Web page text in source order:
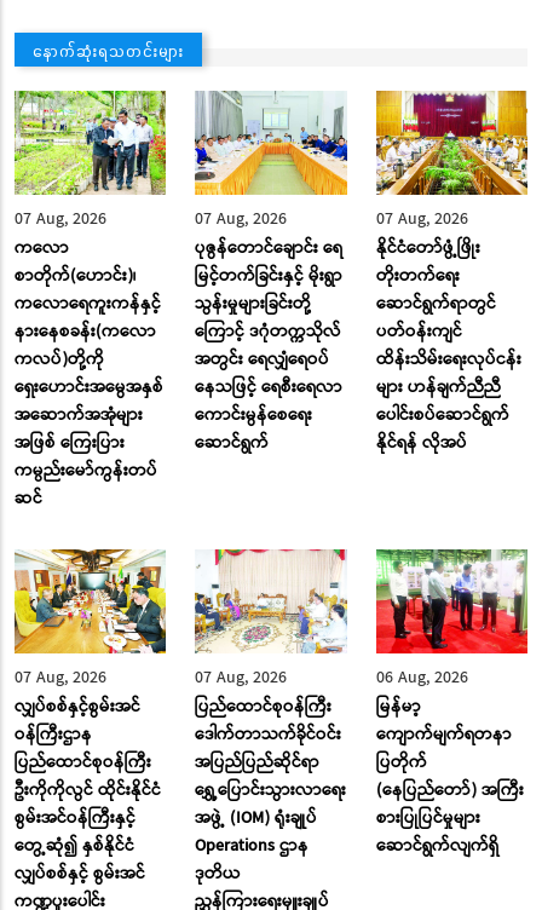
နောက်ဆုံးရသတင်းများ
07 Aug, 2026
ကလော
စာတိုက်(ဟောင်း)၊
ကလောရေကူးကန်နှင့်
နားနေစခန်း(ကလော
ကလပ်)တို့ကို
ရှေးဟောင်းအမွေအနှစ်
အဆောက်အအုံများ
အဖြစ် ကြေးပြား
ကမ္ပည်းမော်ကွန်းတပ်
ဆင်
07 Aug, 2026
ပုဇွန်တောင်ချောင်း ရေ
မြင့်တက်ခြင်းနှင့် မိုးရွာ
သွန်းမှုများခြင်းတို့
ကြောင့် ဒဂုံတက္ကသိုလ်
အတွင်း ရေလျှံရေဝပ်
နေသဖြင့် ရေစီးရေလာ
ကောင်းမွန်စေရေး
ဆောင်ရွက်
07 Aug, 2026
နိုင်ငံတော်ဖွံ့ဖြိုး
တိုးတက်ရေး
ဆောင်ရွက်ရာတွင်
ပတ်ဝန်းကျင်
ထိန်းသိမ်းရေးလုပ်ငန်း
များ ဟန်ချက်ညီညီ
ပေါင်းစပ်ဆောင်ရွက်
နိုင်ရန် လိုအပ်
07 Aug, 2026
လျှပ်စစ်နှင့်စွမ်းအင်
ဝန်ကြီးဌာန
ပြည်ထောင်စုဝန်ကြီး
ဦးကိုကိုလွင် ထိုင်းနိုင်ငံ
စွမ်းအင်ဝန်ကြီးနှင့်
တွေ့ဆုံ၍ နှစ်နိုင်ငံ
လျှပ်စစ်နှင့် စွမ်းအင်
ကဏ္ဍပူးပေါင်း
07 Aug, 2026
ပြည်ထောင်စုဝန်ကြီး
ဒေါက်တာသက်ခိုင်ဝင်း
အပြည်ပြည်ဆိုင်ရာ
ရွှေ့ပြောင်းသွားလာရေး
အဖွဲ့ (IOM) ရုံးချုပ်
Operations ဌာန
ဒုတိယ
ညွှန်ကြားရေးမှူးချုပ်
06 Aug, 2026
မြန်မာ့
ကျောက်မျက်ရတနာ
ပြတိုက်
(နေပြည်တော်) အကြီး
စားပြုပြင်မှုများ
ဆောင်ရွက်လျက်ရှိ